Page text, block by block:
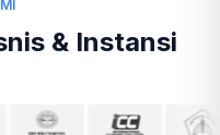
& Instansi